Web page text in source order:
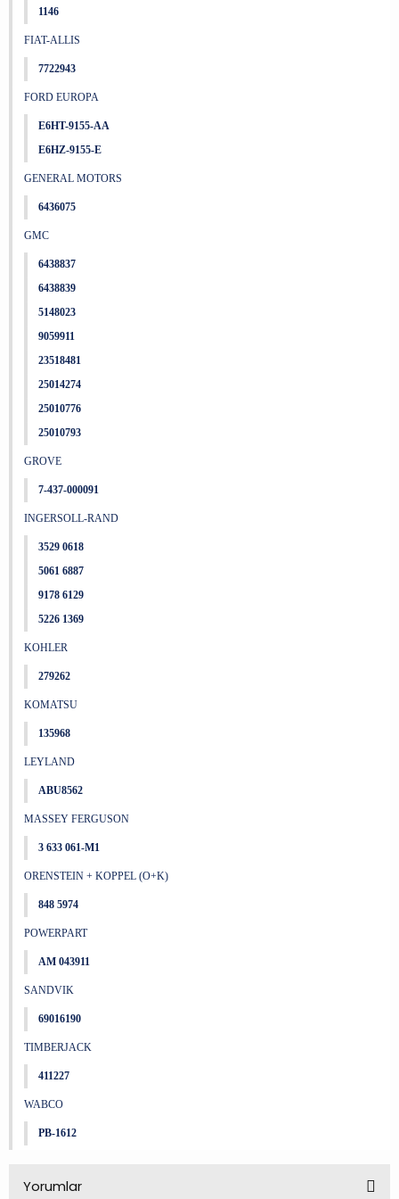
1146
FIAT-ALLIS
7722943
FORD EUROPA
E6HT-9155-AA
E6HZ-9155-E
GENERAL MOTORS
6436075
GMC
6438837
6438839
5148023
9059911
23518481
25014274
25010776
25010793
GROVE
7-437-000091
INGERSOLL-RAND
3529 0618
5061 6887
9178 6129
5226 1369
KOHLER
279262
KOMATSU
135968
LEYLAND
ABU8562
MASSEY FERGUSON
3 633 061-M1
ORENSTEIN + KOPPEL (O+K)
848 5974
POWERPART
AM 043911
SANDVIK
69016190
TIMBERJACK
411227
WABCO
PB-1612
Yorumlar